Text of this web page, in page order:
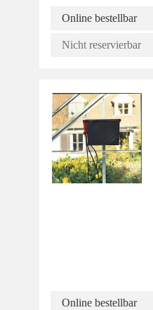
Online bestellbar
Nicht reservierbar
Online bestellbar